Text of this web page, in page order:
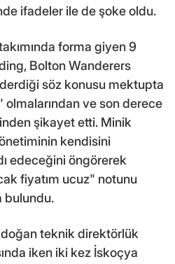
ifadeler ile de şoke oldu.
forma giyen 9
Bolton Wanderers
söz konusu mektupta
olmalarından ve son derece
şikayet etti. Minik
kendisini
edeceğini öngörerek
fiyatım ucuz" notunu
bulundu.
teknik direktörlük
iken iki kez İskoçya